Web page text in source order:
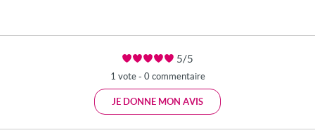
5/5
1 vote - 0 commentaire
JE DONNE MON AVIS